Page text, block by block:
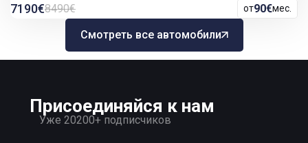
7190€8490€ от90€мес.
Смотреть все автомобили
Присоединяйся к нам
Уже 20200+ подписчиков